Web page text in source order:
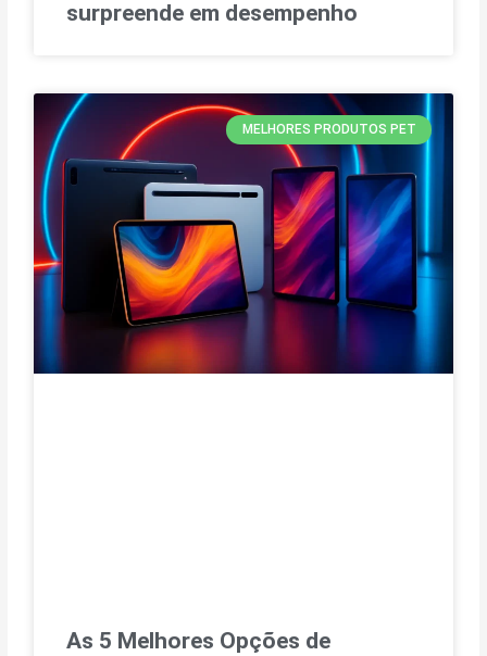
surpreende em desempenho
MELHORES PRODUTOS PET
As 5 Melhores Opções de